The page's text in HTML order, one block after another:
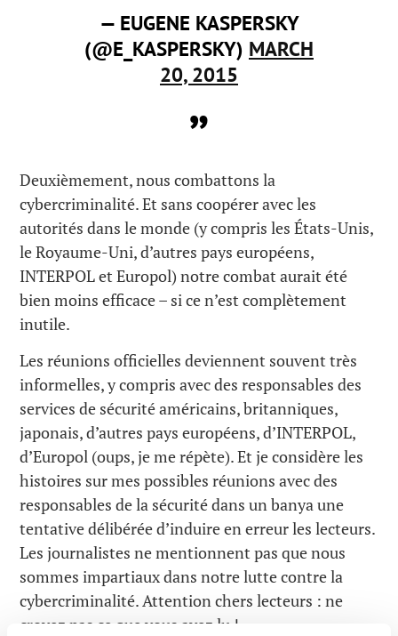
— EUGENE KASPERSKY
(@E_KASPERSKY) MARCH
20, 2015
Deuxièmement, nous combattons la
cybercriminalité. Et sans coopérer avec les
autorités dans le monde (y compris les États-Unis,
le Royaume-Uni, d’autres pays européens,
INTERPOL et Europol) notre combat aurait été
bien moins efficace – si ce n’est complètement
inutile.
Les réunions officielles deviennent souvent très
informelles, y compris avec des responsables des
services de sécurité américains, britanniques,
japonais, d’autres pays européens, d’INTERPOL,
d’Europol (oups, je me répète). Et je considère les
histoires sur mes possibles réunions avec des
responsables de la sécurité dans un banya une
tentative délibérée d’induire en erreur les lecteurs.
Les journalistes ne mentionnent pas que nous
sommes impartiaux dans notre lutte contre la
cybercriminalité. Attention chers lecteurs : ne
croyez pas ce que vous avez lu !